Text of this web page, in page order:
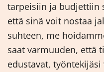
tarpeisiin ja budjettiin
että sinä voit nostaa
suhteen, me
saat varmuuden, että
edustavat,